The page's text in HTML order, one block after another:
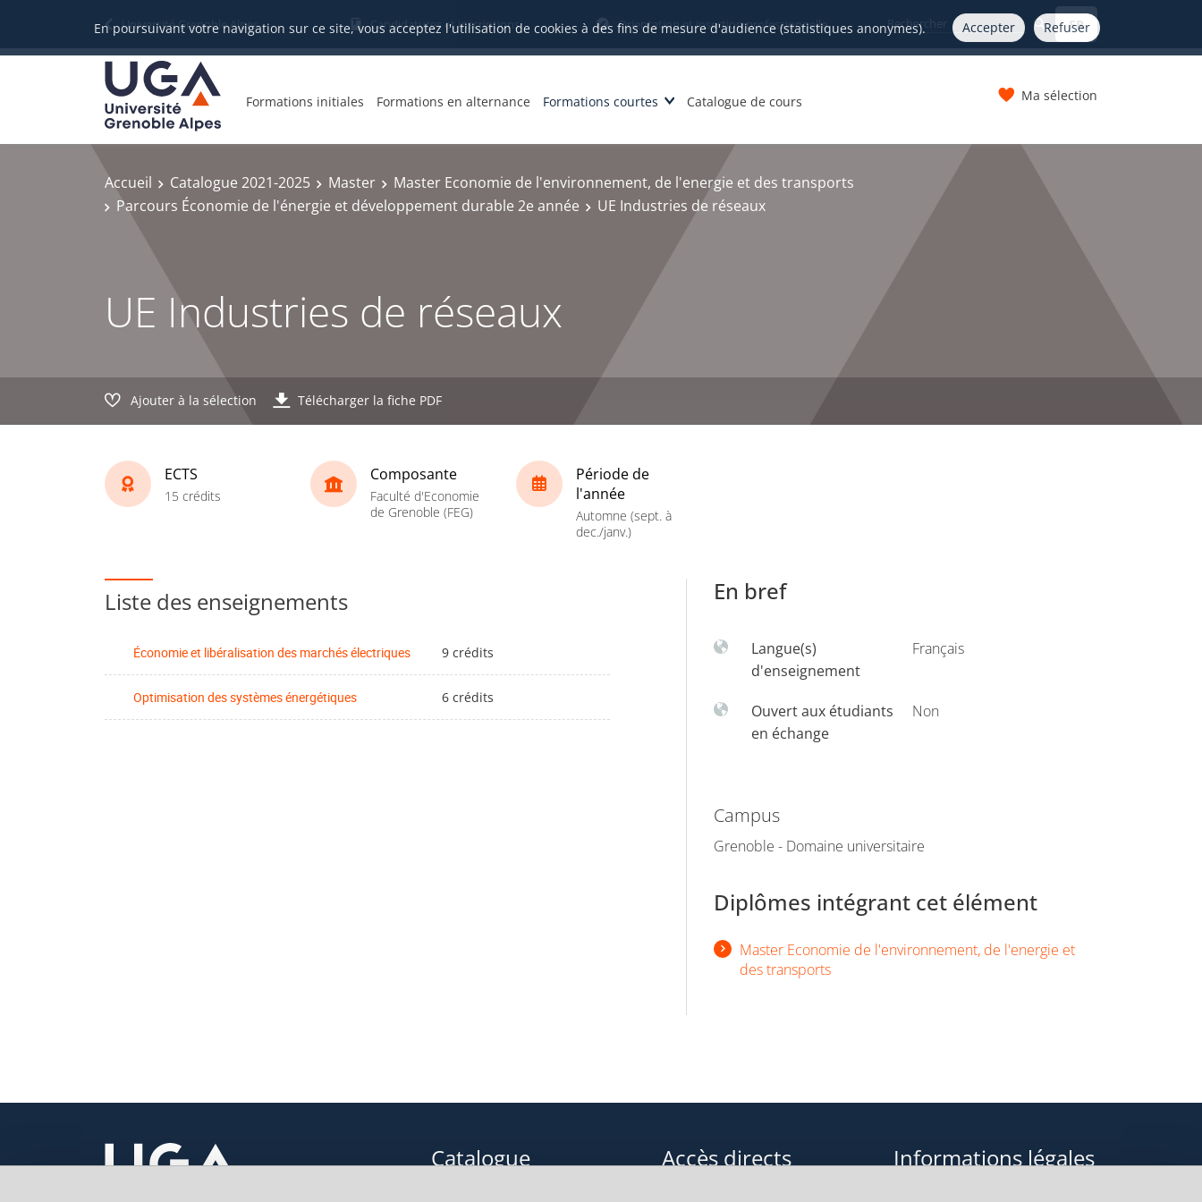
En poursuivant votre navigation sur ce site, vous acceptez l'utilisation de cookies à des fins de mesure d'audience (statistiques anonymes). Accepter Refuser
Université Grenoble Alpes Candidatures et inscriptions Orientation et insertion professionnelle FR
Formations initiales Formations en alternance Formations courtes Catalogue de cours Ma sélection
Accueil Catalogue 2021-2025 Master
Master Economie de l'environnement, de l'energie et des transports
Parcours Économie de l'énergie et développement durable 2e année
UE Industries de réseaux
UE Industries de réseaux
Ajouter à la sélection Télécharger la fiche PDF
ECTS
15 crédits
Composante
Faculté d'Economie
de Grenoble (FEG)
Période de
l'année
Automne (sept. à
dec./janv.)
Liste des enseignements
Économie et libéralisation des marchés électriques 9 crédits
Optimisation des systèmes énergétiques 6 crédits
En bref
Langue(s)
d'enseignement
Français
Ouvert aux étudiants
en échange
Non
Campus
Grenoble - Domaine universitaire
Diplômes intégrant cet élément
Master Economie de l'environnement, de l'energie et
des transports
Catalogue Accès directs Informations légales